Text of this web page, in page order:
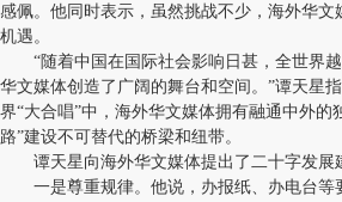
感佩。他同时表示，虽然挑战不少，海外华文
机遇。
“随着中国在国际社会影响日甚，全世界越
华文媒体创造了广阔的舞台和空间。”谭天星
界“大合唱”中，海外华文媒体拥有融通中外的
路”建设不可替代的桥梁和纽带。
谭天星向海外华文媒体提出了二十字发展
一是尊重规律。他说，办报纸、办电台等